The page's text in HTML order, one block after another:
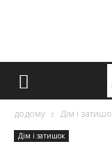
додому Дім і
Дім і затишок